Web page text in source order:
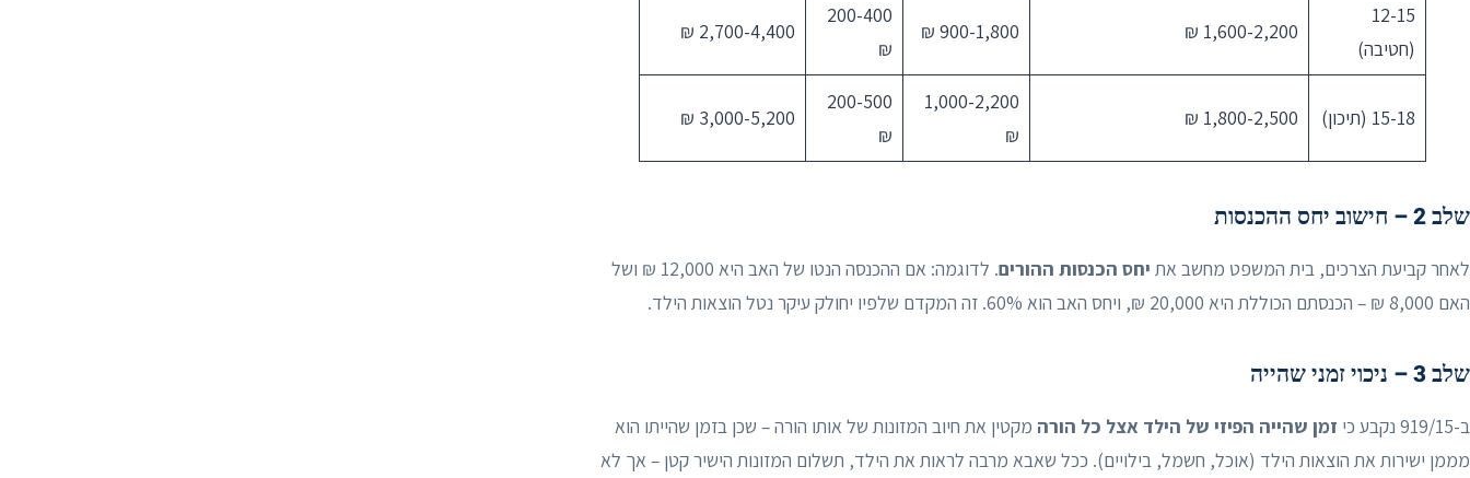
12-15
(חטיבה)
1,600-2,200 ₪
900-1,800 ₪
200-400
₪
2,700-4,400 ₪
15-18 (תיכון) 1,800-2,500 ₪
1,000-2,200
₪
200-500
₪
3,000-5,200 ₪
שלב 2 – חישוב יחס ההכנסות
לאחר קביעת הצרכים, בית המשפט מחשב את יחס הכנסות ההורים
. לדוגמה: אם ההכנסה הנטו של האב היא 12,000 ₪ ושל
האם 8,000 ₪ – הכנסתם הכוללת היא 20,000 ₪, ויחס האב הוא 60%. זה המקדם שלפיו יחולק עיקר נטל הוצאות הילד.
שלב 3 – ניכוי זמני שהייה
ב-919/15 נקבע כי זמן שהייה הפיזי של הילד אצל כל הורה מקטין את חיוב המזונות של אותו הורה – שכן בזמן שהייתו הוא
מממן ישירות את הוצאות הילד (אוכל, חשמל, בילויים). ככל שאבא מרבה לראות את הילד, תשלום המזונות הישיר קטן – אך לא